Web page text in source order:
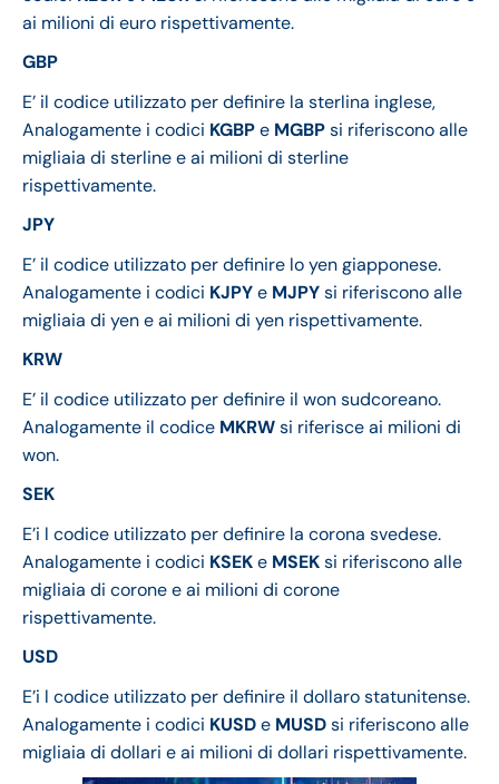
ai milioni di euro rispettivamente.
GBP
E’ il codice utilizzato per definire la sterlina inglese,
Analogamente i codici KGBPe MGBPsi riferiscono alle
migliaia di sterline e ai milioni di sterline
rispettivamente.
JPY
E’ il codice utilizzato per definire lo yen giapponese.
Analogamente i codici KJPYe MJPYsi riferiscono alle
migliaia di yen e ai milioni di yen rispettivamente.
KRW
E’ il codice utilizzato per definire il won sudcoreano.
Analogamente il codice MKRWsi riferisce ai milioni di
won.
SEK
E’i l codice utilizzato per definire la corona svedese.
Analogamente i codici KSEKe MSEKsi riferiscono alle
migliaia di corone e ai milioni di corone
rispettivamente.
USD
E’i l codice utilizzato per definire il dollaro statunitense.
Analogamente i codici KUSDe MUSDsi riferiscono alle
migliaia di dollari e ai milioni di dollari rispettivamente.